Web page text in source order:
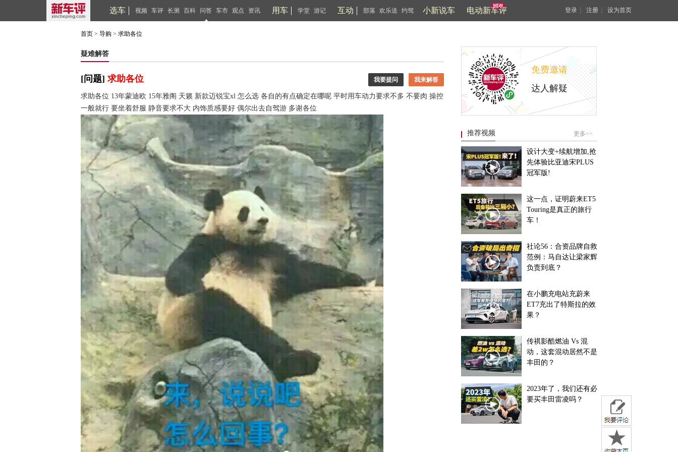
选车 视频 车评 长测 百科 问答 车市 观点 资讯 用车 学堂 游记 互动 部落 欢乐送 约驾 小新说车 电动新车评 登录 注册 设为首页
首页 > 导购 > 求助各位
疑难解答
我要提问 我来解答
[问题] 求助各位
求助各位 13年蒙迪欧 15年雅阁 天籁 新款迈锐宝xl 怎么选 各自的有点确定在哪呢 平时用车动力要求不多 不要肉 操控
一般就行 要坐着舒服 静音要求不大 内饰质感要好 偶尔出去自驾游 多谢各位
免费邀请
达人解疑
推荐视频 更多>>
设计大变+续航增加,抢
先体验比亚迪宋PLUS
冠军版!
这一点，证明蔚来ET5
Touring是真正的旅行
车！
社论56：合资品牌自救
范例：马自达让梁家辉
负责到底？
在小鹏充电站充蔚来
ET7充出了特斯拉的效
果？
传祺影酷燃油 Vs 混
动，这套混动居然不是
丰田的？
2023年了，我们还有必
要买丰田雷凌吗？